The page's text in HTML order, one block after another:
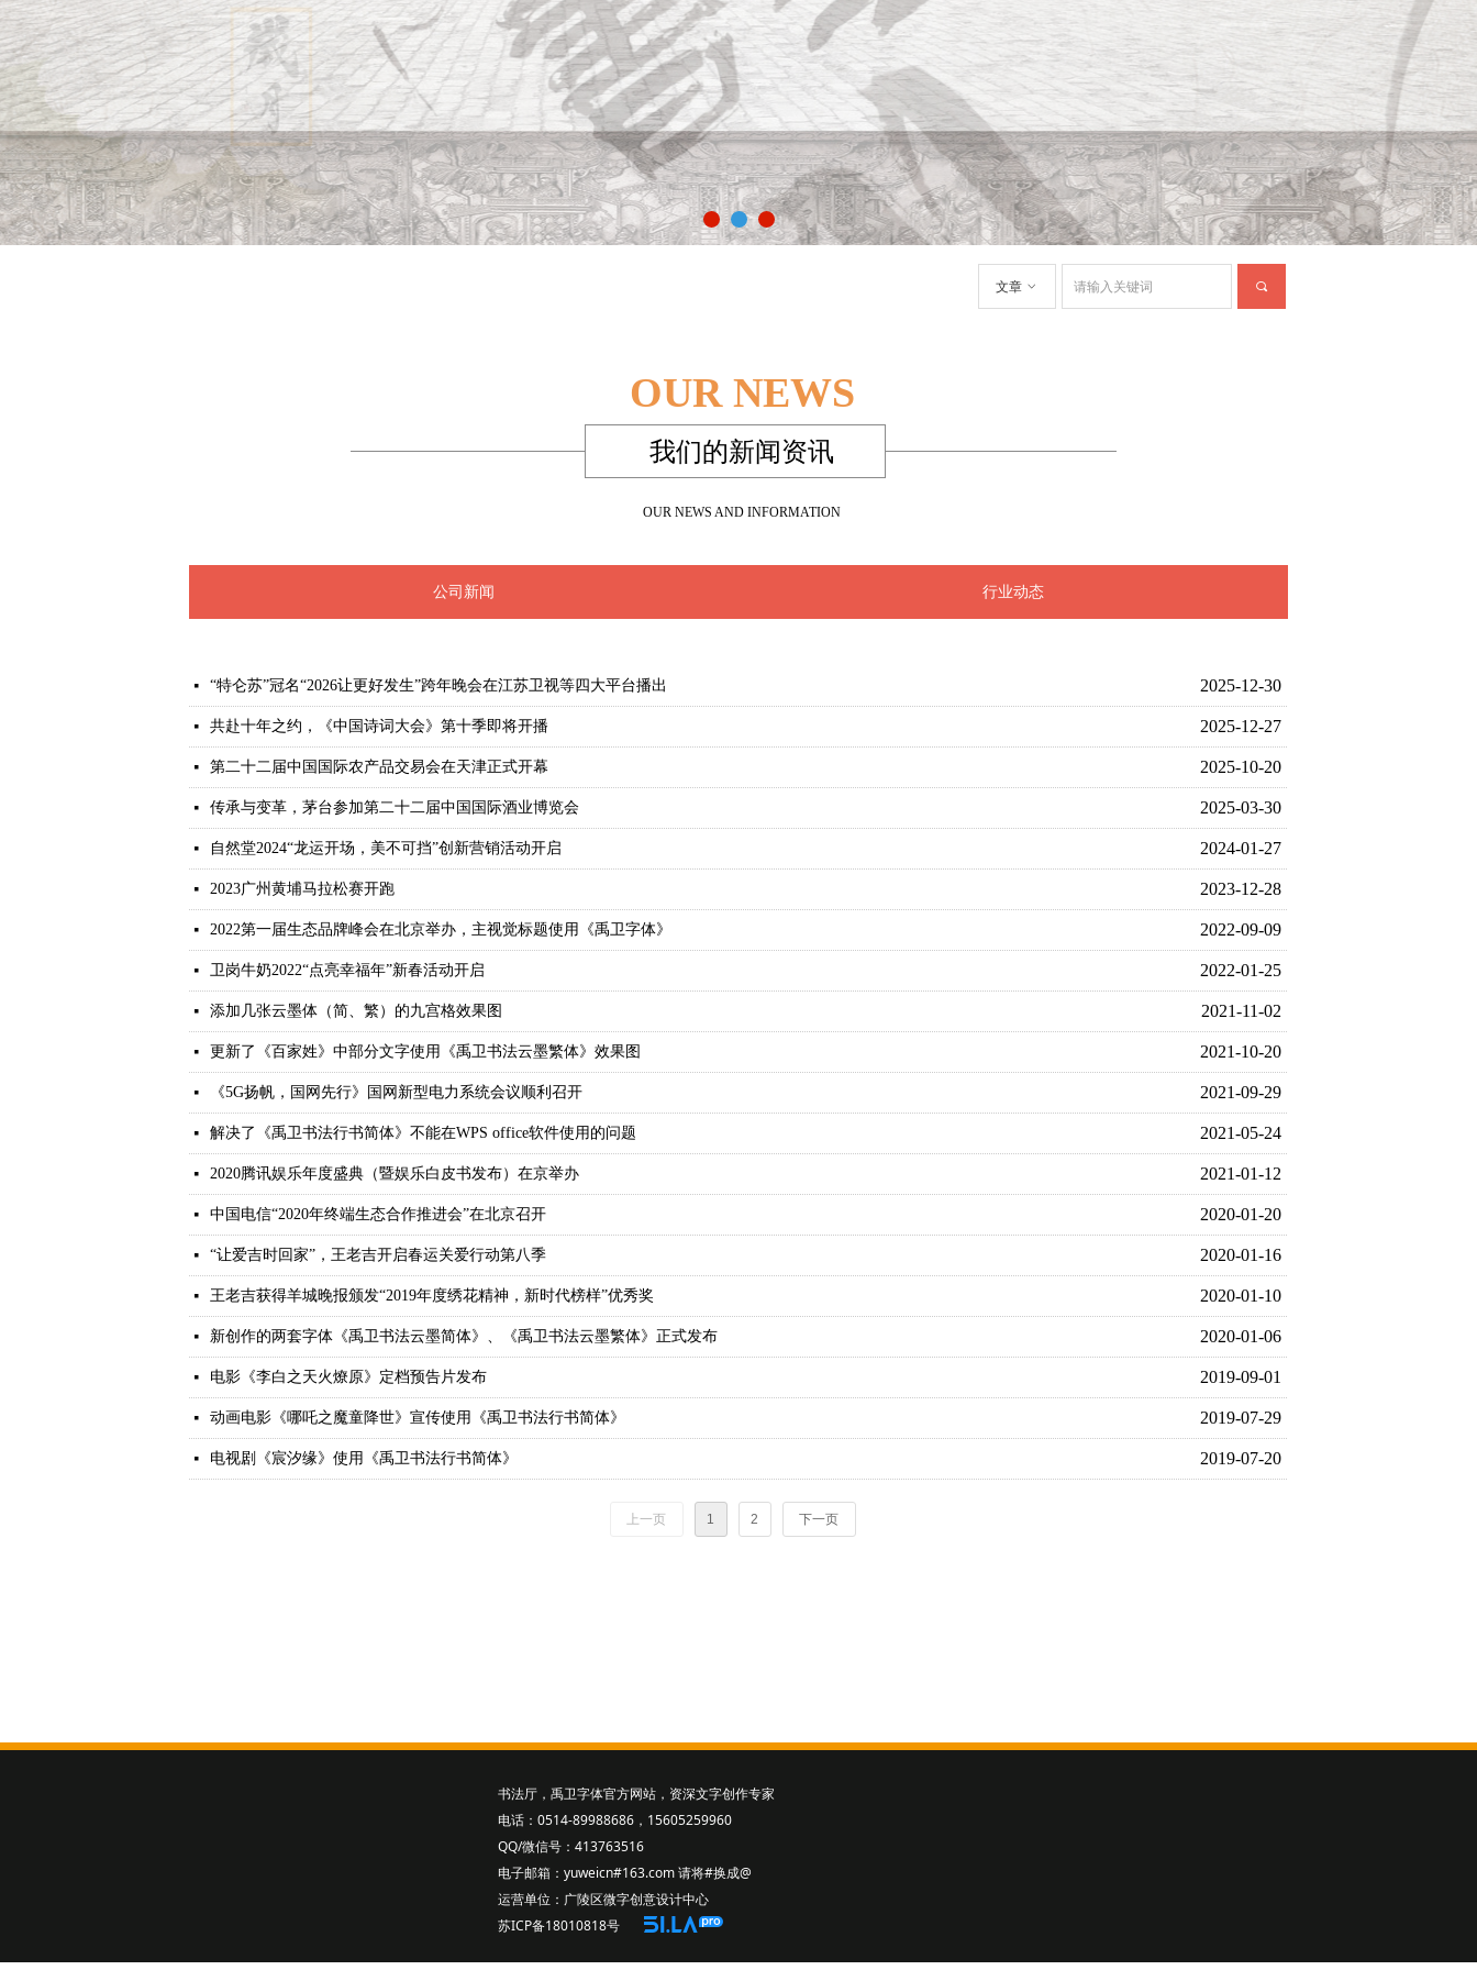
끠
文章 ꀁ
OUR NEWS
我们的新闻资讯
OUR NEWS AND INFORMATION
2025-12-30
넷 “特仑苏”冠名“2026让更好发生”跨年晚会在江苏卫视等四大平台播出
2025-12-27
넷 共赴十年之约，《中国诗词大会》第十季即将开播
2025-10-20
넷 第二十二届中国国际农产品交易会在天津正式开幕
2025-03-30
넷 传承与变革，茅台参加第二十二届中国国际酒业博览会
2024-01-27
넷 自然堂2024“龙运开场，美不可挡”创新营销活动开启
2023-12-28
넷 2023广州黄埔马拉松赛开跑
2022-09-09
넷 2022第一届生态品牌峰会在北京举办，主视觉标题使用《禹卫字体》
2022-01-25
넷 卫岗牛奶2022“点亮幸福年”新春活动开启
2021-11-02
넷 添加几张云墨体（简、繁）的九宫格效果图
2021-10-20
넷 更新了《百家姓》中部分文字使用《禹卫书法云墨繁体》效果图
2021-09-29
넷 《5G扬帆，国网先行》国网新型电力系统会议顺利召开
2021-05-24
넷 解决了《禹卫书法行书简体》不能在WPS office软件使用的问题
2021-01-12
넷 2020腾讯娱乐年度盛典（暨娱乐白皮书发布）在京举办
2020-01-20
넷 中国电信“2020年终端生态合作推进会”在北京召开
2020-01-16
넷 “让爱吉时回家”，王老吉开启春运关爱行动第八季
2020-01-10
넷 王老吉获得羊城晚报颁发“2019年度绣花精神，新时代榜样”优秀奖
2020-01-06
넷 新创作的两套字体《禹卫书法云墨简体》、《禹卫书法云墨繁体》正式发布
2019-09-01
넷 电影《李白之天火燎原》定档预告片发布
2019-07-29
넷 动画电影《哪吒之魔童降世》宣传使用《禹卫书法行书简体》
2019-07-20
넷 电视剧《宸汐缘》使用《禹卫书法行书简体》
上一页 1 2 下一页
公司新闻 行业动态
书法厅 ，禹卫字体官方网站，资深文字创作专家
电话：0514-89988686，15605259960
QQ/微信号：413763516
电子邮箱：yuweicn#163.com 请将#换成@
运营单位：广陵区微字创意设计中心
苏ICP备18010818号